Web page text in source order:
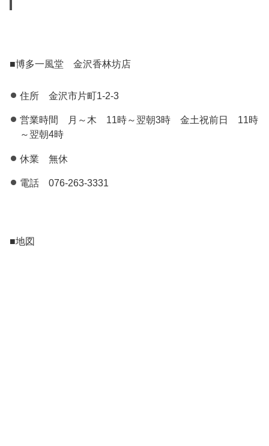
■博多一風堂 金沢香林坊店
住所 金沢市片町1-2-3
営業時間 月～木 11時～翌朝3時 金土祝前日 11時
～翌朝4時
休業 無休
電話 076-263-3331
■地図